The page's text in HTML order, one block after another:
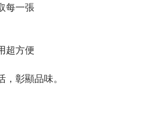
每一張
超方便
彰顯品味。